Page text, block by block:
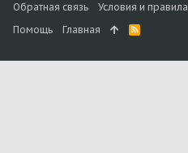
Обратная связь
Условия и правила
Помощь
Главная
R
S